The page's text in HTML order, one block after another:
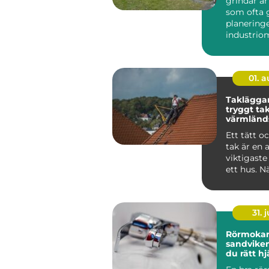
som ofta
01.
tryggt
Ett tätt
tak är en
viktigaste
ett hus.
31.
sandviken så
du rätt